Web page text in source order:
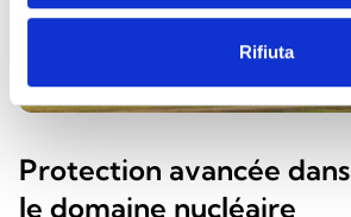
Rifiuta
Protection avancée dans
le domaine nucléaire